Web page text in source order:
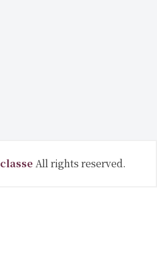
classe All rights reserved.